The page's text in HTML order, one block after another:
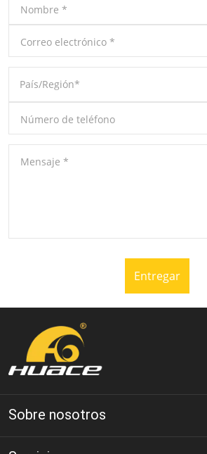
Nombre *
Correo electrónico *
País/Región*
Número de teléfono
Mensaje *
Entregar
Sobre nosotros
Acerca de Huace